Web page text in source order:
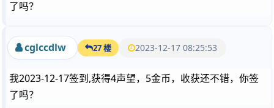
了吗？
cglccdlw 27 楼 2023-12-17 08:25:53
我2023-12-17签到,获得4声望，5金币，收获还不错，你签
了吗？